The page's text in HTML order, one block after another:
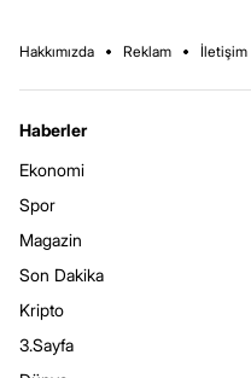
Hakkımızda Reklam İletişim
Haberler
Ekonomi
Spor
Magazin
Son Dakika
Kripto
3.Sayfa